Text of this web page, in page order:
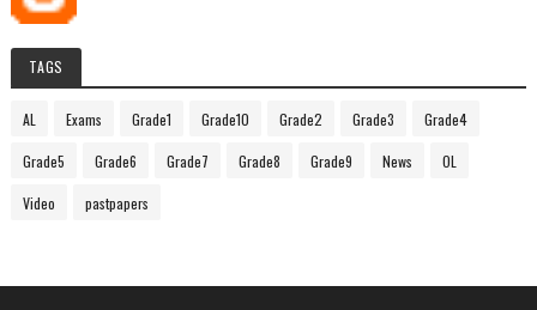
TAGS
AL Exams Grade1 Grade10 Grade2 Grade3 Grade4
Grade5 Grade6 Grade7 Grade8 Grade9 News OL
Video pastpapers